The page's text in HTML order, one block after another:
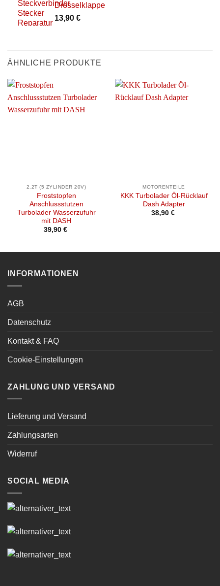
Drosselklappe
13,90 €
ÄHNLICHE PRODUKTE
2.2T (5 ZYLINDER 20V)
Froststopfen
Anschlussstutzen
Turbolader Wasserzufuhr
mit DASH
39,90 €
MOTORENTEILE
KKK Turbolader Öl-Rücklauf
Dash Adapter
38,90 €
INFORMATIONEN
AGB
Datenschutz
Kontakt & FAQ
Cookie-Einstellungen
ZAHLUNG UND VERSAND
Lieferung und Versand
Zahlungsarten
Widerruf
SOCIAL MEDIA